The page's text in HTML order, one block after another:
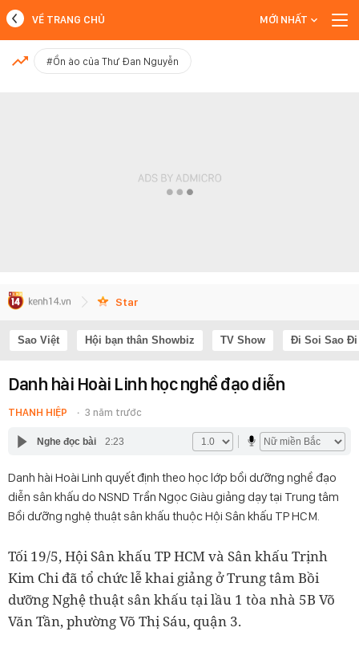
MỚI NHẤT
VỀ TRANG CHỦ MỚI NHẤT
#Ồn ào của Thư Đan Nguyễn
Star
Sao Việt Hội bạn thân Showbiz TV Show Đi Soi Sao Đi
Danh hài Hoài Linh học nghề đạo diễn
THANH HIỆP 3 năm trước
Nghe đọc bài 2:23
Danh hài Hoài Linh quyết định theo học lớp bồi dưỡng nghề đạo
diễn sân khấu do NSND Trần Ngọc Giàu giảng dạy tại Trung tâm
Bồi dưỡng nghệ thuật sân khấu thuộc Hội Sân khấu TP HCM.
Tối 19/5, Hội Sân khấu TP HCM và Sân khấu Trịnh
Kim Chi đã tổ chức lễ khai giảng ở Trung tâm Bồi
dưỡng Nghệ thuật sân khấu tại lầu 1 tòa nhà 5B Võ
Văn Tần, phường Võ Thị Sáu, quận 3.